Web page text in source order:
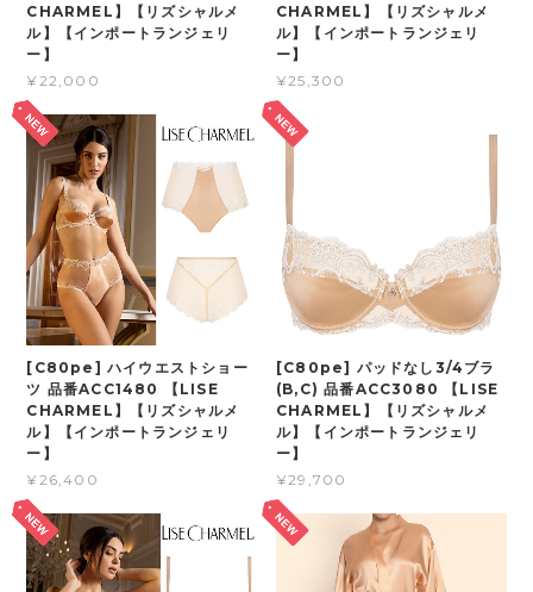
CHARMEL】【リズシャルメ
ル】【インポートランジェリ
ー】
¥22,000
CHARMEL】【リズシャルメ
ル】【インポートランジェリ
ー】
¥25,300
[C80pe] ハイウエストショー
ツ 品番ACC1480 【LISE
CHARMEL】【リズシャルメ
ル】【インポートランジェリ
ー】
¥26,400
[C80pe] パッドなし3/4ブラ
(B,C) 品番ACC3080 【LISE
CHARMEL】【リズシャルメ
ル】【インポートランジェリ
ー】
¥29,700